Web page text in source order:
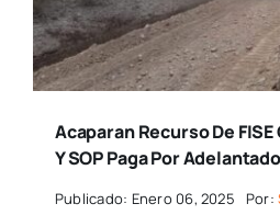
Acaparan Recurso De
Y SOP Paga Por
Publicado: Enero 06, 2025 Por: